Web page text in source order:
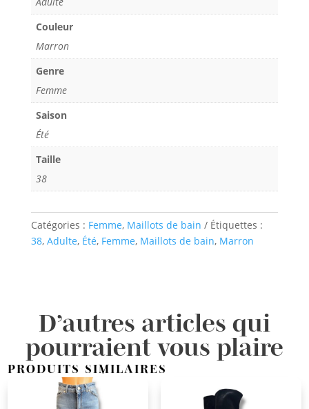
Couleur
Marron
Genre
Femme
Saison
Été
Taille
38
Catégories : Femme, Maillots de bain
Étiquettes :
38, Adulte, Été, Femme, Maillots de bain, Marron
D’autres articles qui
pourraient vous plaire
PRODUITS SIMILAIRES